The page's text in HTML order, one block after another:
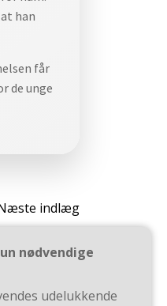
han
får
de unge
indlæg
nødvendige
udelukkende